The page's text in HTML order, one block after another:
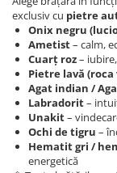
exclusiv cu pietre
Onix negru
Ametist– calm,
Cuarț roz–
Pietre lavă
Agat indian /
Labradorit–
Unakit–
Ochi de tigru –
Hematit gri /
energetică